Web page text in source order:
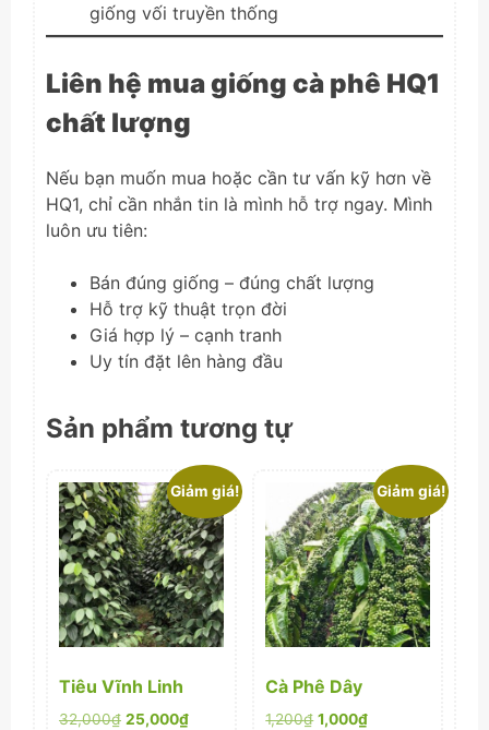
giống vối truyền thống
Liên hệ mua giống cà phê HQ1
chất lượng
Nếu bạn muốn mua hoặc cần tư vấn kỹ hơn về
HQ1, chỉ cần nhắn tin là mình hỗ trợ ngay. Mình
luôn ưu tiên:
Bán đúng giống – đúng chất lượng
Hỗ trợ kỹ thuật trọn đời
Giá hợp lý – cạnh tranh
Uy tín đặt lên hàng đầu
Sản phẩm tương tự
Giảm giá!
Tiêu Vĩnh Linh
32,000₫ Giá
25,000₫Giá
Giảm giá!
Cà Phê Dây
1,200₫ Giá
1,000₫Giá